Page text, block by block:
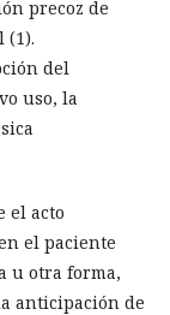
precoz de
(1).
del
uso, la
el acto
el paciente
u otra forma,
anticipación de